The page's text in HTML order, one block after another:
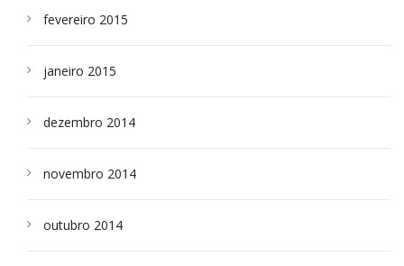
fevereiro 2015
janeiro 2015
dezembro 2014
novembro 2014
outubro 2014